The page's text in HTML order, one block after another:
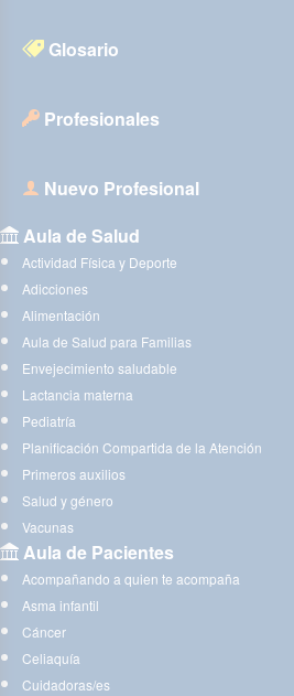
Glosario
Profesionales
Nuevo Profesional
Aula de Salud
Actividad Física y Deporte
Adicciones
Alimentación
Aula de Salud para Familias
Envejecimiento saludable
Lactancia materna
Pediatría
Planificación Compartida de la Atención
Primeros auxilios
Salud y género
Vacunas
Aula de Pacientes
Acompañando a quien te acompaña
Asma infantil
Cáncer
Celiaquía
Cuidadoras/es